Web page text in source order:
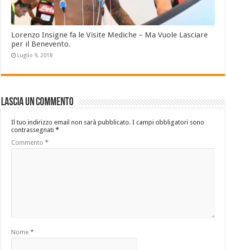
Lorenzo Insigne fa le Visite Mediche – Ma Vuole Lasciare
per il Benevento.
Luglio 9, 2018
Lascia un commento
Il tuo indirizzo email non sarà pubblicato. I campi obbligatori sono
contrassegnati*
Commento*
Nome*